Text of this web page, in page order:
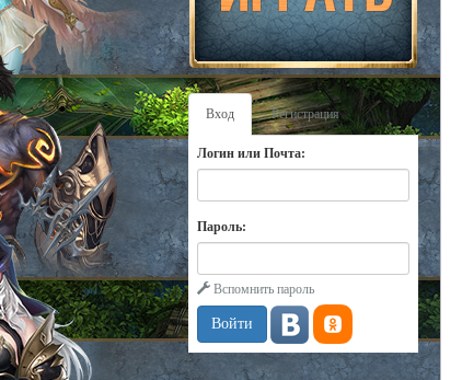
Вход Регистрация
Логин или Почта:
Пароль:
Вспомнить пароль